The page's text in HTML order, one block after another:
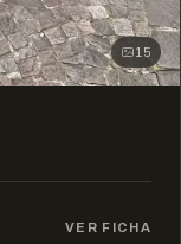
15
VER FICHA